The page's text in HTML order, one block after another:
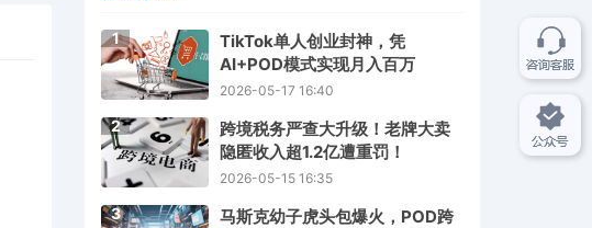
1
TikTok单人创业封神，凭
AI+POD模式实现月入百万
2026-05-17 16:40
2
跨境税务严查大升级！老牌大卖
隐匿收入超1.2亿遭重罚！
2026-05-15 16:35
3
马斯克幼子虎头包爆火，POD跨